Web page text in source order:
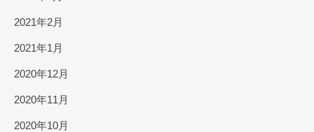
2021年2月
2021年1月
2020年12月
2020年11月
2020年10月